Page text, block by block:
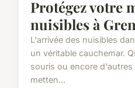
Protégez votre
nuisibles à
L'arrivée des nuisibles
un véritable cauchemar.
souris ou encore d'autres
metten...